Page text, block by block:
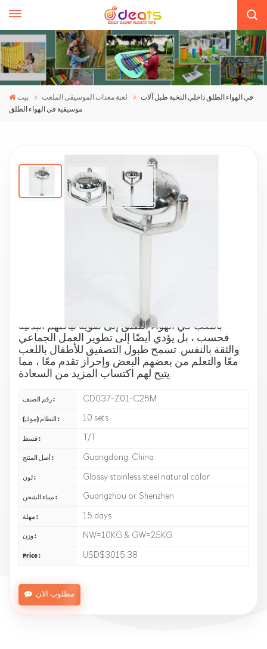
بيت لعبة معدات الموسيقى الملعب
في الهواء الطلق داخلي النخبة طبل آلات
موسيقية في الهواء الطلق
في الهواء الطلق داخلي النخبة طبل آلات موسيقية
والتسلية وأدوات الموسيقى. لا يؤدي السماح للأطفال
باللعب في الهواء الطلق إلى تقوية لياقتهم البدنية
فحسب ، بل يؤدي أيضًا إلى تطوير العمل الجماعي
والثقة بالنفس. تسمح طبول التصفيق للأطفال باللعب
معًا والتعلم من بعضهم البعض وإحراز تقدم معًا ، مما
يتيح لهم اكتساب المزيد من السعادة.
رقم الصنف : CD037-Z01-C25M
النظام (موك) : 10 sets
قسط : T/T
أصل المنتج : Guangdong, China
لون : Glossy stainless steel natural color
ميناء الشحن : Guangzhou or Shenzhen
مهلة : 15 days
وزن : NW=10KG & GW=25KG
Price : USD$3015.38
مطلوب الان